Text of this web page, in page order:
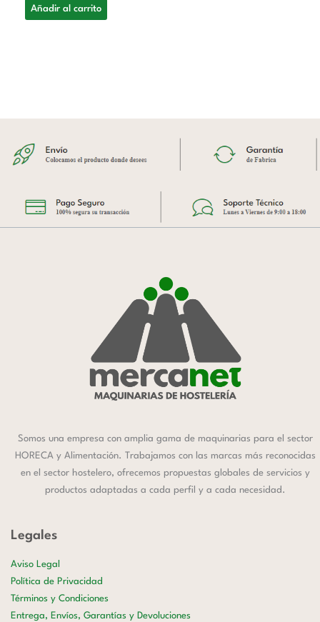
Añadir al carrito
Somos una empresa con amplia gama de maquinarias para el sector
HORECA y Alimentación. Trabajamos con las marcas más reconocidas
en el sector hostelero, ofrecemos propuestas globales de servicios y
productos adaptadas a cada perfil y a cada necesidad.
Legales
Aviso Legal
Política de Privacidad
Términos y Condiciones
Entrega, Envíos, Garantías y Devoluciones